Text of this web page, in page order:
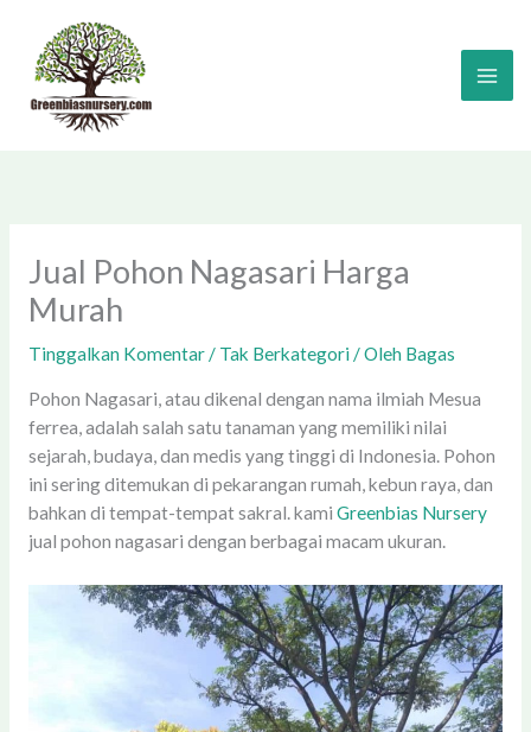
konten
Jual Pohon Nagasari Harga
Murah
Tinggalkan Komentar / Tak Berkategori/ Oleh Bagas
Pohon Nagasari, atau dikenal dengan nama ilmiah Mesua
ferrea, adalah salah satu tanaman yang memiliki nilai
sejarah, budaya, dan medis yang tinggi di Indonesia. Pohon
ini sering ditemukan di pekarangan rumah, kebun raya, dan
bahkan di tempat-tempat sakral. kami Greenbias Nursery
jual pohon nagasari dengan berbagai macam ukuran.